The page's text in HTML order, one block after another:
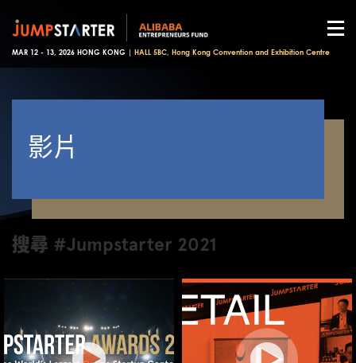
MAR 12 - 13, 2026 HONG KONG | HALL 5BC, Hong Kong Convention and Exhibition Centre
影片
搜尋 #Jumpstarter 2021